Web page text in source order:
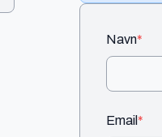
Navn*
Email*